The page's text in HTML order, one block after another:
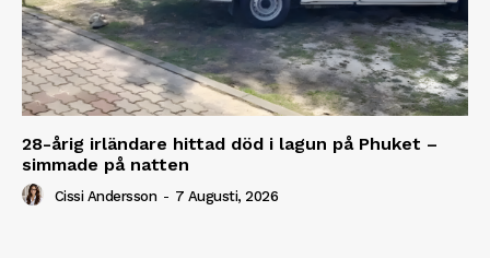
28-årig irländare hittad död i lagun på Phuket –
simmade på natten
Cissi Andersson - 7 Augusti, 2026